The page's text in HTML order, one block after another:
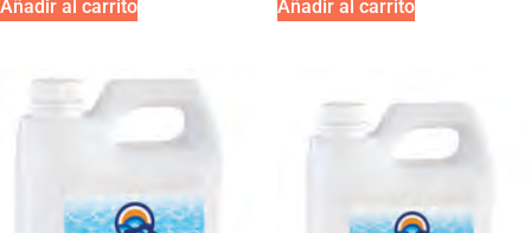
Añadir al carrito Añadir al carrito